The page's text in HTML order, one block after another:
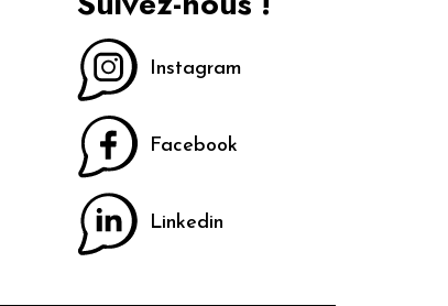
Instagram
Facebook
Linkedin